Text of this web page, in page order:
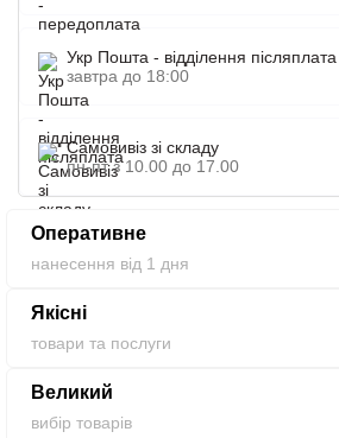
впізнаваності компанії. Ліхтарик брелок
Укр Пошта - відділення післяплата
завтра до 18:00
Самовивіз зі складу
пн-пт з 10.00 до 17.00
Оперативне
нанесення від 1 дня
Якісні
товари та послуги
Великий
вибір товарів